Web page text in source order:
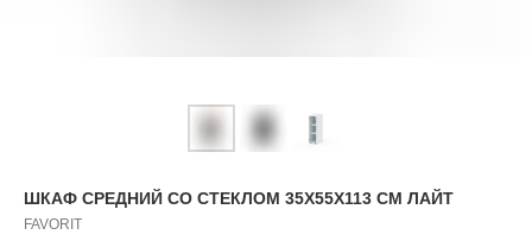
ШКАФ СРЕДНИЙ СО СТЕКЛОМ 35X55X113 СМ ЛАЙТ
FAVORIT